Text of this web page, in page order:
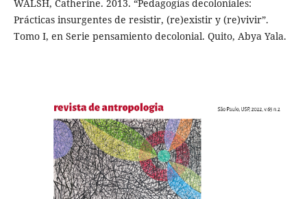
WALSH, Catherine. 2013. “Pedagogías decoloniales:
Prácticas insurgentes de resistir, (re)existir y (re)vivir”.
Tomo I, en Serie pensamiento decolonial. Quito, Abya Yala.